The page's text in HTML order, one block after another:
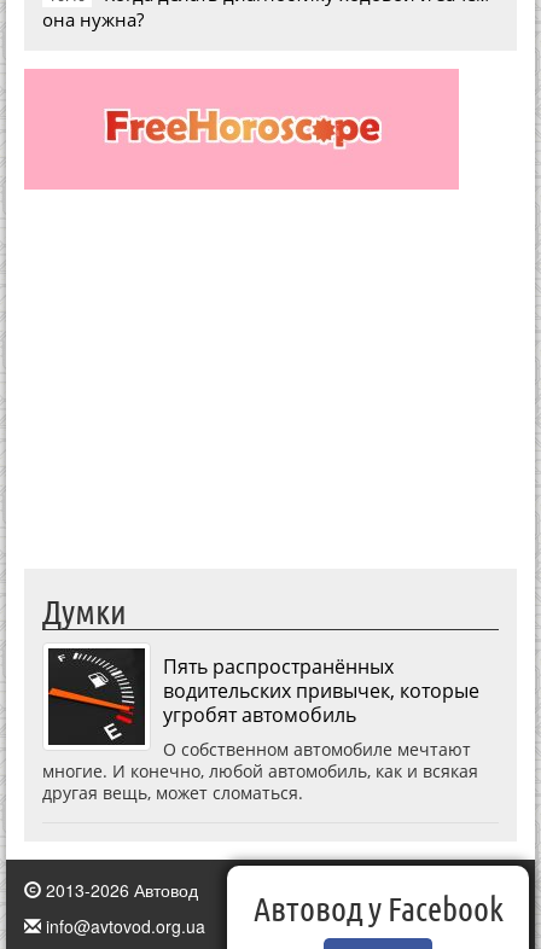
она нужна?
Думки
Пять распространённых
водительских привычек, которые
угробят автомобиль
О собственном автомобиле мечтают
многие. И конечно, любой автомобиль, как и всякая
другая вещь, может сломаться.
2013-2026 Автовод
info@avtovod.org.ua
Автовод у Facebook